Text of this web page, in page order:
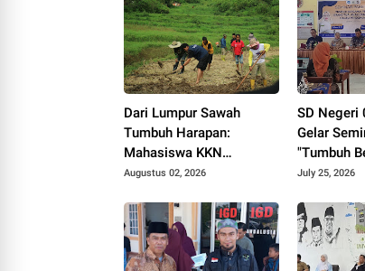
Dari Lumpur Sawah
Tumbuh Harapan:
Mahasiswa KKN
Universitas Andalas
Program Sawah Pokok
Murah di Jorong Bayua
Augustus 02, 2026
SD Negeri
Gelar
"Tumbuh
Perkuat
July 25, 2026